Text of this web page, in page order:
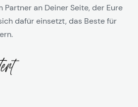
Partner an Deiner Seite, der Eure
dafür einsetzt, das Beste für